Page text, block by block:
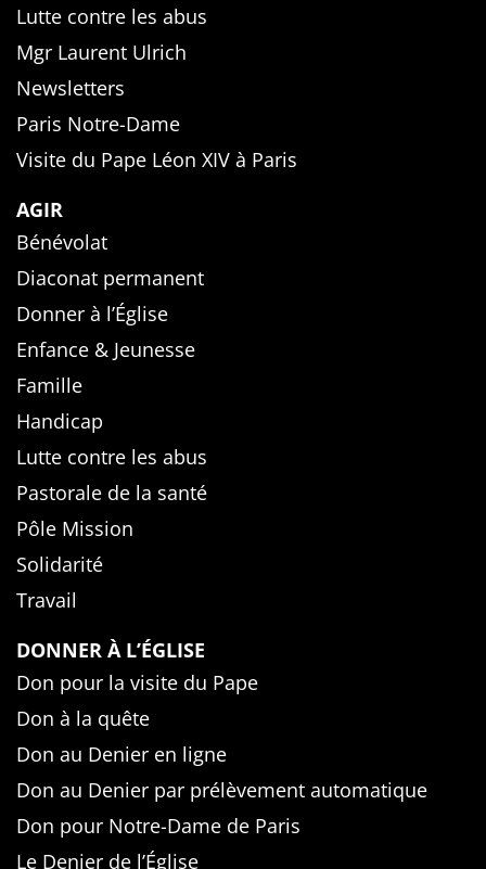
Lutte contre les abus
Mgr Laurent Ulrich
Newsletters
Paris Notre-Dame
Visite du Pape Léon XIV à Paris
AGIR
Bénévolat
Diaconat permanent
Donner à l’Église
Enfance & Jeunesse
Famille
Handicap
Lutte contre les abus
Pastorale de la santé
Pôle Mission
Solidarité
Travail
DONNER À L’ÉGLISE
Don pour la visite du Pape
Don à la quête
Don au Denier en ligne
Don au Denier par prélèvement automatique
Don pour Notre-Dame de Paris
Le Denier de l’Église